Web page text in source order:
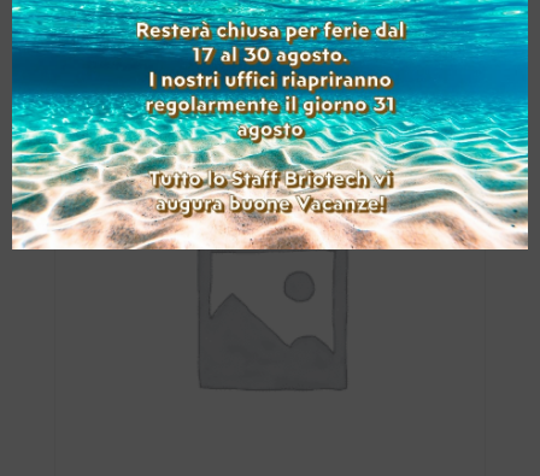
Aggiungi alla lista